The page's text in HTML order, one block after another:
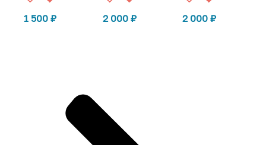
1 500 ₽ 2 000 ₽ 2 000 ₽